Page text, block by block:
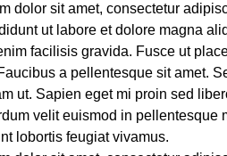
dolor sit amet, consectetur
ut labore et dolore magna
facilisis gravida. Fusce ut
a pellentesque sit amet.
ut. Sapien eget mi proin sed
velit euismod in pellentesque
lobortis feugiat vivamus.